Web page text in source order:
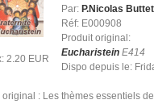
2.20 EUR
Par: P.Nicolas Buttet
Réf: E000908
Produit original:
Eucharistein E414
Dispo depuis le:
original : Les thèmes essentiels